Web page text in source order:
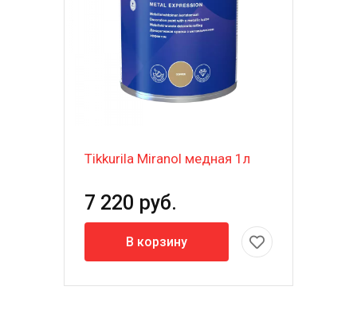
Tikkurila Miranol медная 1л
7 220 руб.
В корзину